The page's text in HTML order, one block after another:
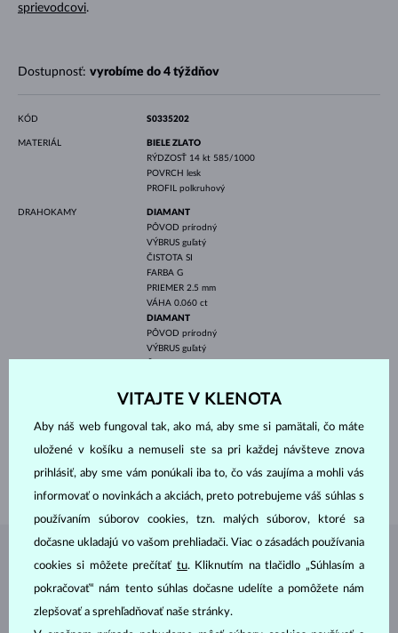
sprievodcovi.
Dostupnosť: vyrobíme do 4 týždňov
KÓD S0335202
MATERIÁL
BIELE ZLATO
RÝDZOSŤ 14 kt 585/1000
POVRCH
lesk
PROFIL polkruhový
DRAHOKAMY
DIAMANT
PÔVOD prírodný
VÝBRUS guľatý
ČISTOTA SI
FARBA G
PRIEMER 2.5 mm
VÁHA 0.060 ct
DIAMANT
PÔVOD prírodný
VÝBRUS guľatý
PRIEMER 1.3 mm
ŠÍRKA 1.4 mm
VÁHA 2.10 g
ŠPERKY ZATELIÉRU KLENOTA
VITAJTE V KLENOTA
Aby náš web fungoval tak, ako má, aby sme si pamätali, čo máte
uložené v košíku a nemuseli ste sa pri každej návšteve znova
prihlásiť, aby sme vám ponúkali iba to, čo vás zaujíma a mohli vás
informovať o novinkách a akciách, preto potrebujeme váš súhlas s
používaním súborov cookies, tzn. malých súborov, ktoré sa
dočasne ukladajú vo vašom prehliadači. Viac o zásadách používania
cookies si môžete prečítať tu. Kliknutím na tlačidlo „Súhlasím a
pokračovať“ nám tento súhlas dočasne udelíte a pomôžete nám
zlepšovať a sprehľadňovať naše stránky.